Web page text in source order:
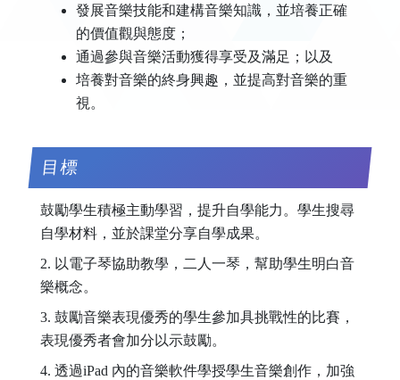
發展音樂技能和建構音樂知識，並培養正確
的價值觀與態度；
通過參與音樂活動獲得享受及滿足；以及
培養對音樂的終身興趣，並提高對音樂的重
視。
目標
鼓勵學生積極主動學習，提升自學能力。學生搜尋
自學材料，並於課堂分享自學成果。
2. 以電子琴協助教學，二人一琴，幫助學生明白音
樂概念。
3. 鼓勵音樂表現優秀的學生參加具挑戰性的比賽，
表現優秀者會加分以示鼓勵。
4. 透過iPad 內的音樂軟件學授學生音樂創作，加強